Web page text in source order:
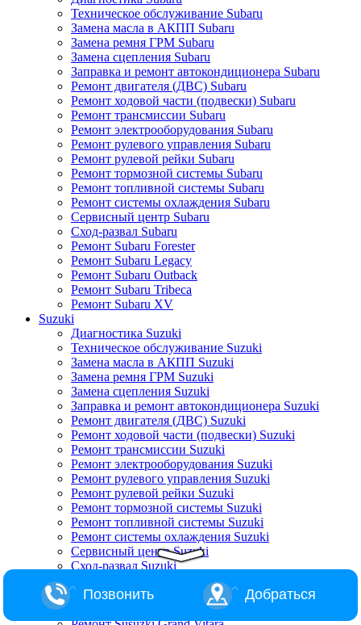
Техническое обслуживание Subaru
Замена масла в АКПП Subaru
Замена ремня ГРМ Subaru
Замена сцепления Subaru
Заправка и ремонт автокондиционера Subaru
Ремонт двигателя (ДВС) Subaru
Ремонт ходовой части (подвески) Subaru
Ремонт трансмиссии Subaru
Ремонт электрооборудования Subaru
Ремонт рулевого управления Subaru
Ремонт рулевой рейки Subaru
Ремонт тормозной системы Subaru
Ремонт топливной системы Subaru
Ремонт системы охлаждения Subaru
Сервисный центр Subaru
Сход-развал Subaru
Ремонт Subaru Forester
Ремонт Subaru Legacy
Ремонт Subaru Outback
Ремонт Subaru Tribeca
Ремонт Subaru XV
Suzuki
Диагностика Suzuki
Техническое обслуживание Suzuki
Замена масла в АКПП Suzuki
Замена ремня ГРМ Suzuki
Замена сцепления Suzuki
Заправка и ремонт автокондиционера Suzuki
Ремонт двигателя (ДВС) Suzuki
Ремонт ходовой части (подвески) Suzuki
Ремонт трансмиссии Suzuki
Ремонт электрооборудования Suzuki
Ремонт рулевого управления Suzuki
Ремонт рулевой рейки Suzuki
Ремонт тормозной системы Suzuki
Ремонт топливной системы Suzuki
Ремонт системы охлаждения Suzuki
Сервисный центр Suzuki
Сход-развал Suzuki
Ремонт Suzuki Baleno
Позвонить Добраться